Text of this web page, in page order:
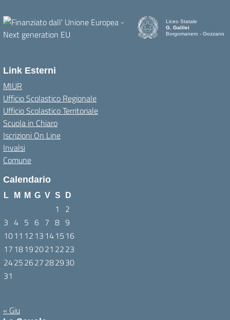
Liceo Statale
G. Galilei
Borgomanero - Gozzano
Link Esterni
MIUR
Ufficio Scolastico Regionale
Ufficio Scolastico Territoriale
Scuola in Chiaro
Iscrizioni On Line
Invalsi
Comune
Calendario
L M M G V S D
1
2
3 4 5 6 7 8 9
1011 12 13 1415 16
17 18192021 2223
24252627282930
31
« Giu